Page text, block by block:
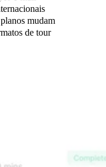
mudam
de tour